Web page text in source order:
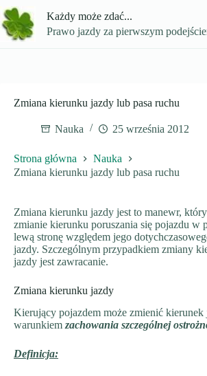
Przejdź
do
treści
Każdy może zdać...
Prawo jazdy za pierwszym
Zmiana kierunku jazdy lub pasa ruchu
Nauka 25 września 2012
Strona główna
Nauka
Zmiana kierunku jazdy lub pasa ruchu
Zmiana kierunku jazdy jest to manewr,
zmianie kierunku poruszania się pojazdu w
lewą stronę względem jego
jazdy. Szczególnym przypadkiem zmiany
jazdy jest zawracanie.
Zmiana kierunku jazdy
Kierujący pojazdem może zmienić kierunek
warunkiemzachowania szczególnej
Definicja: